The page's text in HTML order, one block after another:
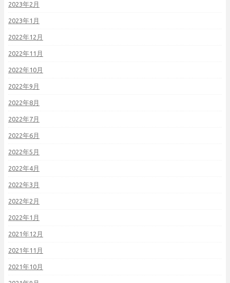
2023年2月
2023年1月
2022年12月
2022年11月
2022年10月
2022年9月
2022年8月
2022年7月
2022年6月
2022年5月
2022年4月
2022年3月
2022年2月
2022年1月
2021年12月
2021年11月
2021年10月